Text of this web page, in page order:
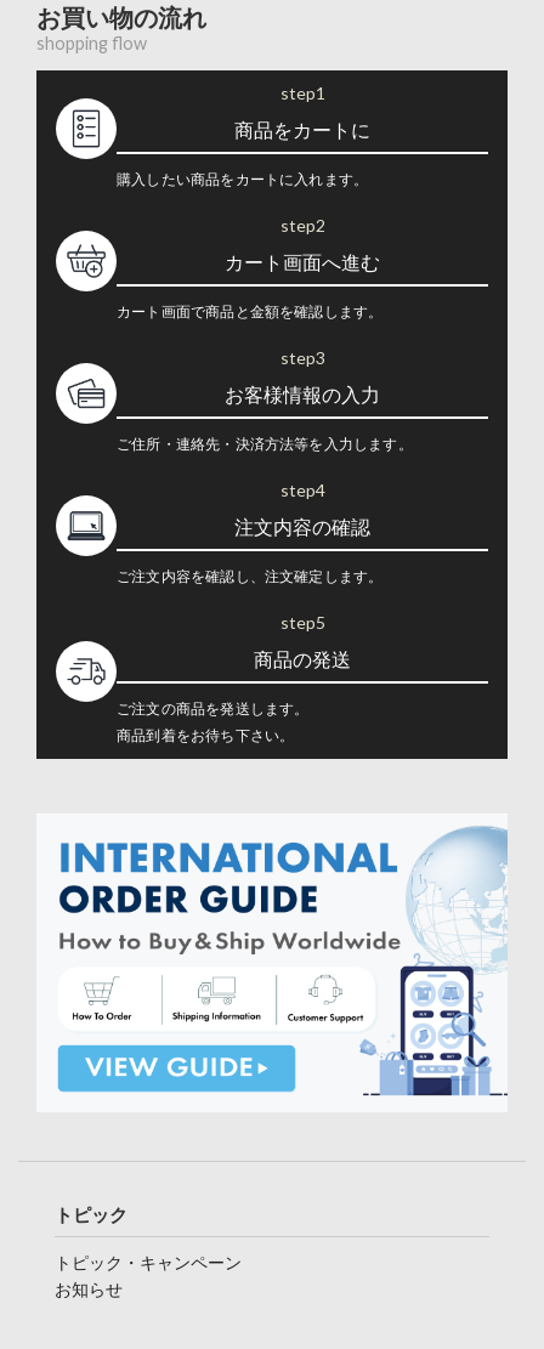
お買い物の流れ
shopping flow
step1
商品をカートに
購入したい商品をカートに入れます。
step2
カート画面へ進む
カート画面で商品と金額を確認します。
step3
お客様情報の入力
ご住所・連絡先・決済方法等を入力します。
step4
注文内容の確認
ご注文内容を確認し、注文確定します。
step5
商品の発送
ご注文の商品を発送します。
商品到着をお待ち下さい。
トピック
トピック・キャンペーン
お知らせ